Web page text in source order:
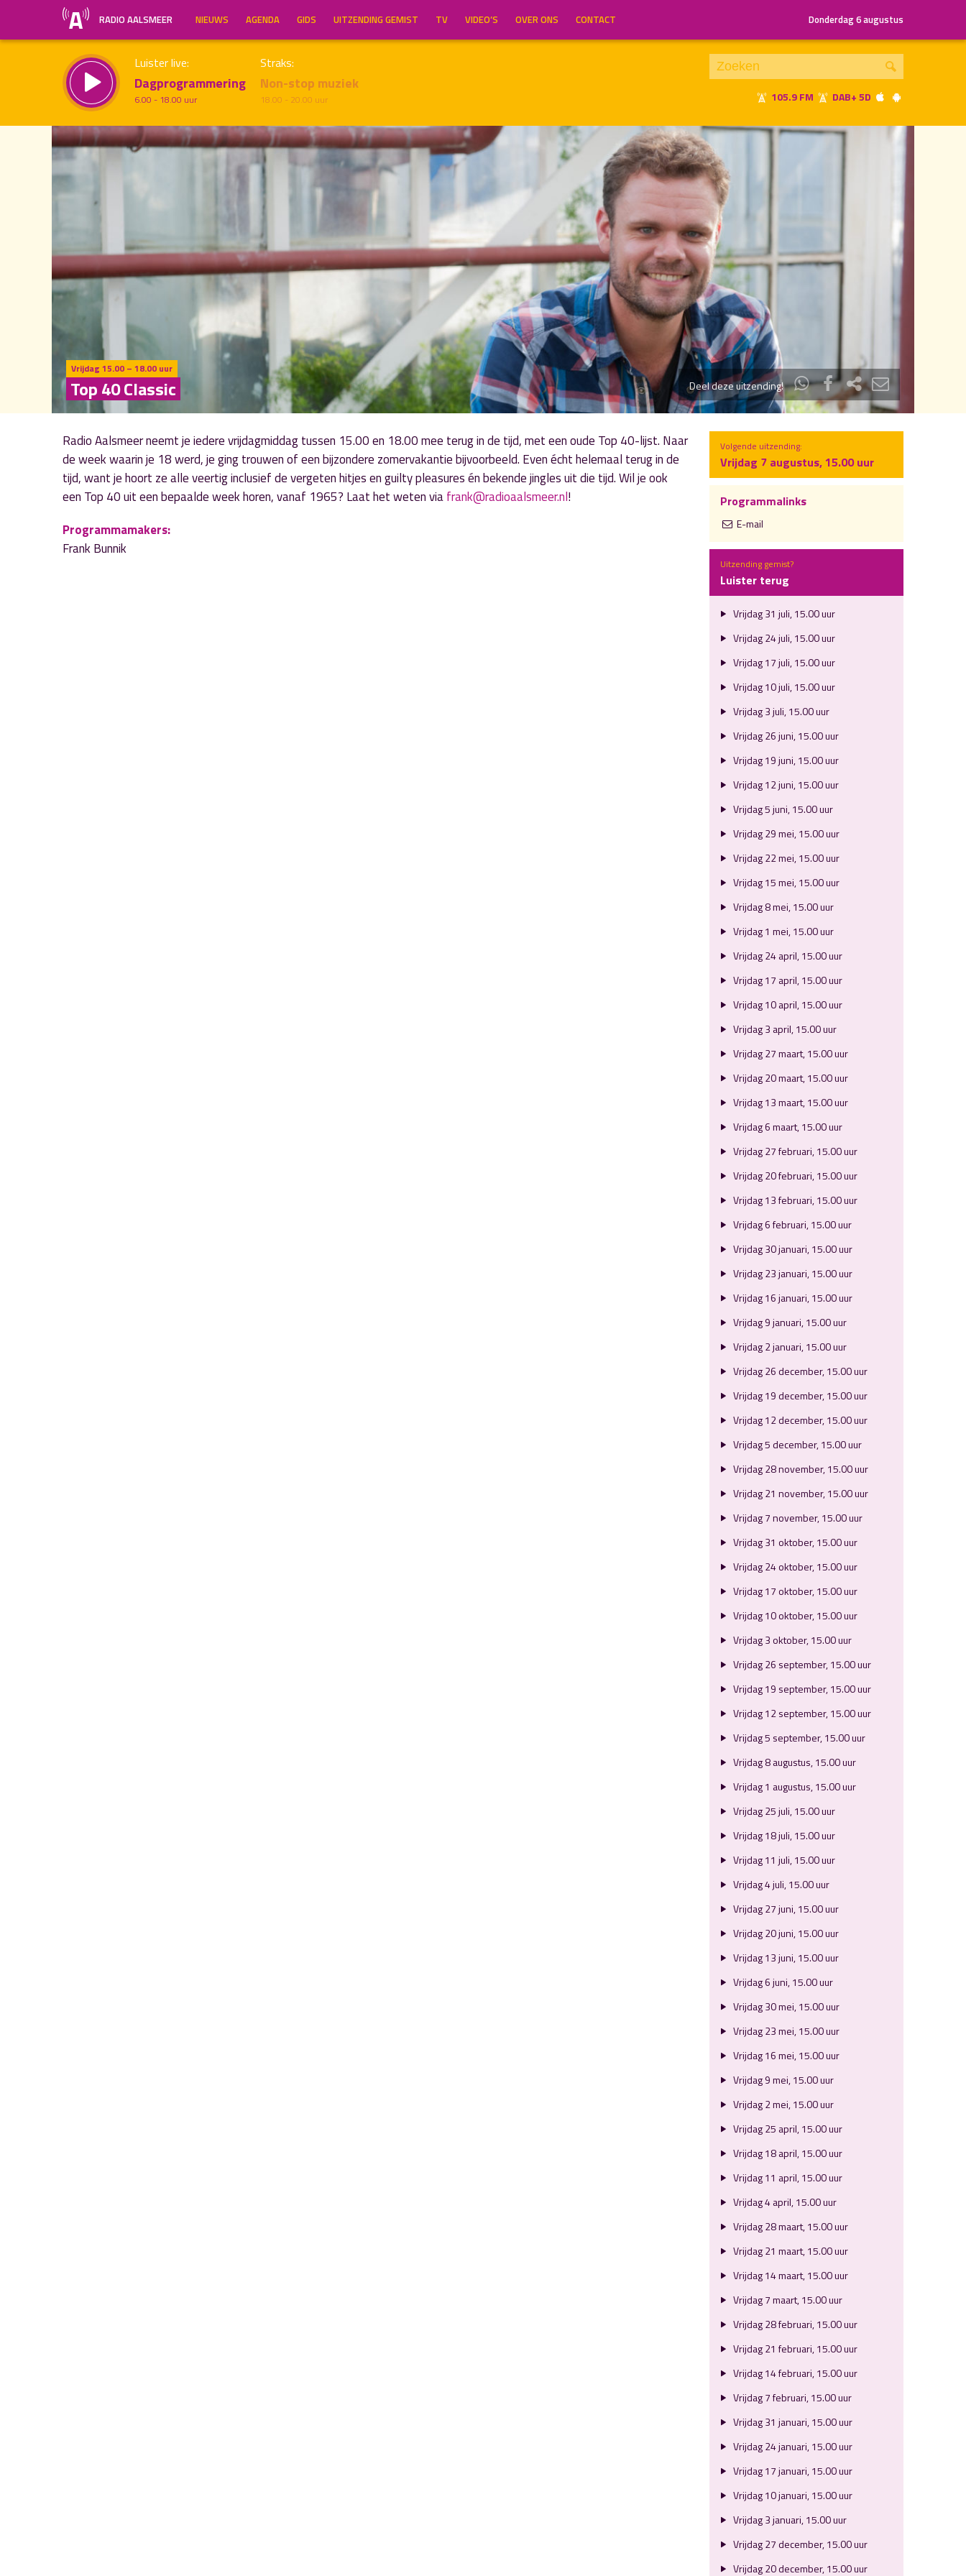
RADIO AALSMEER NIEUWS AGENDA GIDS UITZENDING GEMIST TV VIDEO’S OVER ONS CONTACT Donderdag 6 augustus
Luister live:
Dagprogrammering
6.00 - 18.00 uur
Straks:
Non-stop muziek
18.00 - 20.00 uur 105.9 FM DAB+ 5D
Inklappen
Vrijdag 15.00 – 18.00 uur
Top 40 Classic Deel deze uitzending!
Radio Aalsmeer neemt je iedere vrijdagmiddag tussen 15.00 en 18.00 mee terug in de tijd, met een oude Top 40-lijst. Naar
de week waarin je 18 werd, je ging trouwen of een bijzondere zomervakantie bijvoorbeeld. Even écht helemaal terug in de
tijd, want je hoort ze alle veertig inclusief de vergeten hitjes en guilty pleasures én bekende jingles uit die tijd. Wil je ook
een Top 40 uit een bepaalde week horen, vanaf 1965? Laat het weten viafrank@radioaalsmeer.nl!
Programmamakers:
Frank Bunnik
Volgende uitzending:
Vrijdag 7 augustus, 15.00 uur
Programmalinks
E-mail
Uitzending gemist?
Luister terug
Vrijdag 31 juli, 15.00 uur
Vrijdag 24 juli, 15.00 uur
Vrijdag 17 juli, 15.00 uur
Vrijdag 10 juli, 15.00 uur
Vrijdag 3 juli, 15.00 uur
Vrijdag 26 juni, 15.00 uur
Vrijdag 19 juni, 15.00 uur
Vrijdag 12 juni, 15.00 uur
Vrijdag 5 juni, 15.00 uur
Vrijdag 29 mei, 15.00 uur
Vrijdag 22 mei, 15.00 uur
Vrijdag 15 mei, 15.00 uur
Vrijdag 8 mei, 15.00 uur
Vrijdag 1 mei, 15.00 uur
Vrijdag 24 april, 15.00 uur
Vrijdag 17 april, 15.00 uur
Vrijdag 10 april, 15.00 uur
Vrijdag 3 april, 15.00 uur
Vrijdag 27 maart, 15.00 uur
Vrijdag 20 maart, 15.00 uur
Vrijdag 13 maart, 15.00 uur
Vrijdag 6 maart, 15.00 uur
Vrijdag 27 februari, 15.00 uur
Vrijdag 20 februari, 15.00 uur
Vrijdag 13 februari, 15.00 uur
Vrijdag 6 februari, 15.00 uur
Vrijdag 30 januari, 15.00 uur
Vrijdag 23 januari, 15.00 uur
Vrijdag 16 januari, 15.00 uur
Vrijdag 9 januari, 15.00 uur
Vrijdag 2 januari, 15.00 uur
Vrijdag 26 december, 15.00 uur
Vrijdag 19 december, 15.00 uur
Vrijdag 12 december, 15.00 uur
Vrijdag 5 december, 15.00 uur
Vrijdag 28 november, 15.00 uur
Vrijdag 21 november, 15.00 uur
Vrijdag 7 november, 15.00 uur
Vrijdag 31 oktober, 15.00 uur
Vrijdag 24 oktober, 15.00 uur
Vrijdag 17 oktober, 15.00 uur
Vrijdag 10 oktober, 15.00 uur
Vrijdag 3 oktober, 15.00 uur
Vrijdag 26 september, 15.00 uur
Vrijdag 19 september, 15.00 uur
Vrijdag 12 september, 15.00 uur
Vrijdag 5 september, 15.00 uur
Vrijdag 8 augustus, 15.00 uur
Vrijdag 1 augustus, 15.00 uur
Vrijdag 25 juli, 15.00 uur
Vrijdag 18 juli, 15.00 uur
Vrijdag 11 juli, 15.00 uur
Vrijdag 4 juli, 15.00 uur
Vrijdag 27 juni, 15.00 uur
Vrijdag 20 juni, 15.00 uur
Vrijdag 13 juni, 15.00 uur
Vrijdag 6 juni, 15.00 uur
Vrijdag 30 mei, 15.00 uur
Vrijdag 23 mei, 15.00 uur
Vrijdag 16 mei, 15.00 uur
Vrijdag 9 mei, 15.00 uur
Vrijdag 2 mei, 15.00 uur
Vrijdag 25 april, 15.00 uur
Vrijdag 18 april, 15.00 uur
Vrijdag 11 april, 15.00 uur
Vrijdag 4 april, 15.00 uur
Vrijdag 28 maart, 15.00 uur
Vrijdag 21 maart, 15.00 uur
Vrijdag 14 maart, 15.00 uur
Vrijdag 7 maart, 15.00 uur
Vrijdag 28 februari, 15.00 uur
Vrijdag 21 februari, 15.00 uur
Vrijdag 14 februari, 15.00 uur
Vrijdag 7 februari, 15.00 uur
Vrijdag 31 januari, 15.00 uur
Vrijdag 24 januari, 15.00 uur
Vrijdag 17 januari, 15.00 uur
Vrijdag 10 januari, 15.00 uur
Vrijdag 3 januari, 15.00 uur
Vrijdag 27 december, 15.00 uur
Vrijdag 20 december, 15.00 uur